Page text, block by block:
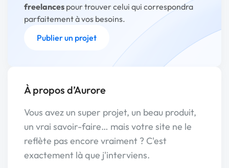
freelances pour trouver celui qui correspondra
parfaitement à vos besoins.
Publier un projet
À propos d’Aurore
Vous avez un super projet, un beau produit,
un vrai savoir-faire… mais votre site ne le
reflète pas encore vraiment ? C'est
exactement là que j'interviens.